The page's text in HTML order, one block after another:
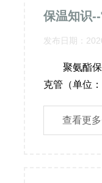
保温知识
发布日期：
聚氨酯保
克管（单位
查看更